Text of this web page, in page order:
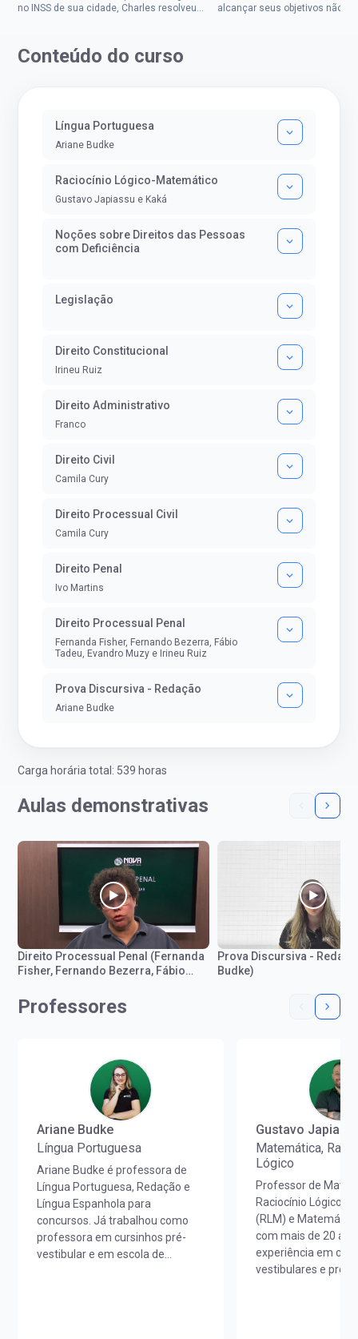
no INSS de sua cidade, Charles resolveu
alcançar seus objetivos não
Conteúdo do curso
Língua Portuguesa
Ariane Budke
Raciocínio Lógico-Matemático
Gustavo Japiassu e Kaká
Noções sobre Direitos das Pessoas
com Deficiência
Legislação
Direito Constitucional
Irineu Ruiz
Direito Administrativo
Franco
Direito Civil
Camila Cury
Direito Processual Civil
Camila Cury
Direito Penal
Ivo Martins
Direito Processual Penal
Fernanda Fisher, Fernando Bezerra, Fábio
Tadeu, Evandro Muzy e Irineu Ruiz
Prova Discursiva - Redação
Ariane Budke
Carga horária total: 539 horas
Aulas demonstrativas
Direito Processual Penal (Fernanda
Fisher, Fernando Bezerra, Fábio
Prova Discursiva -
Budke)
Professores
Ariane Budke
Língua Portuguesa
Ariane Budke é professora de
Língua Portuguesa, Redação e
Língua Espanhola para
concursos. Já trabalhou como
professora em cursinhos pré-
vestibular e em escola de
Gustavo
Matemática,
Lógico
Professor de
Raciocínio Lógico
(RLM) e
com mais de 20
experiência em
vestibulares e